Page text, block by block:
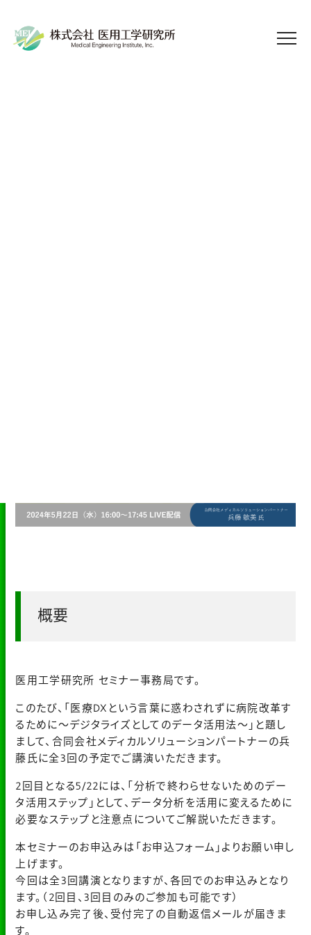
概要
医用工学研究所 セミナー事務局です。
このたび、「 医療DXという言葉に惑わされずに病院改革す
るために〜デジタライズとしてのデータ活用法〜」と題し
まして、 合同会社メディカルソリューションパートナーの兵
藤氏に全3回の予定でご講演いただきます。
2回目となる5/22には、「 分析で終わらせないためのデー
タ活用ステップ」として、 データ分析を活用に変えるために
必要なステップと注意点についてご解説いただきます。
本セミナーのお申込みは「 お申込フォーム」よりお願い申し
上げます。
今回は全3回講演となりますが、各回でのお申込みとなり
ます。（ 2回目、3回目のみのご参加も可能です）
お申し込み完了後、受付完了の自動返信メールが届きま
す。